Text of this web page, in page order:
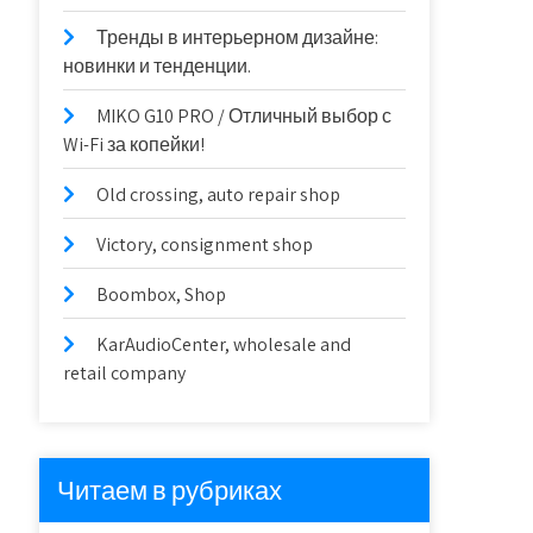
Тренды в интерьерном дизайне:
новинки и тенденции.
MIKO G10 PRO / Отличный выбор с
Wi-Fi за копейки!
Old crossing, auto repair shop
Victory, consignment shop
Boombox, Shop
KarAudioCenter, wholesale and
retail company
Читаем в рубриках